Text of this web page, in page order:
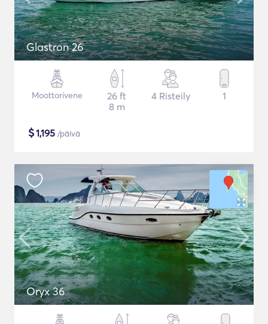
Glastron 26
Moottorivene
26 ft
8 m
4 Risteily 1
$1,195 /päivä
Oryx 36